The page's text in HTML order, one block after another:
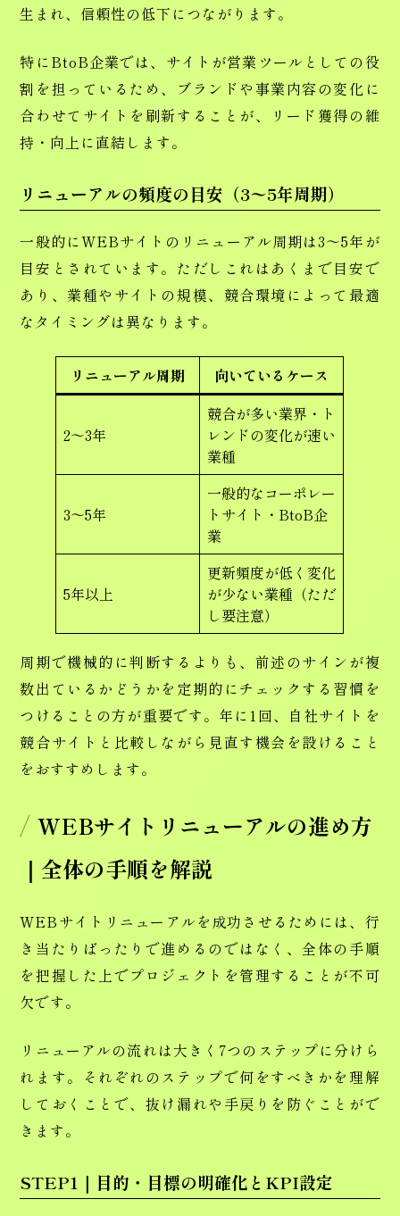
生まれ、信頼性の低下につながります。
特にBtoB企業では、サイトが営業ツールとしての役
割を担っているため、ブランドや事業内容の変化に
合わせてサイトを刷新することが、リード獲得の維
持・向上に直結します。
リニューアルの頻度の目安（3〜5年周期）
一般的にWEBサイトのリニューアル周期は3〜5年が
目安とされています。ただしこれはあくまで目安で
あり、業種やサイトの規模、競合環境によって最適
なタイミングは異なります。
リニューアル周期 向いているケース
2〜3年
競合が多い業界・ト
レンドの変化が速い
業種
3〜5年
一般的なコーポレー
トサイト・BtoB企
業
5年以上
更新頻度が低く変化
が少ない業種（ただ
し要注意）
周期で機械的に判断するよりも、前述のサインが複
数出ているかどうかを定期的にチェックする習慣を
つけることの方が重要です。年に1回、自社サイトを
競合サイトと比較しながら見直す機会を設けること
をおすすめします。
WEBサイトリニューアルの進め方
｜全体の手順を解説
WEBサイトリニューアルを成功させるためには、行
き当たりばったりで進めるのではなく、全体の手順
を把握した上でプロジェクトを管理することが不可
欠です。
リニューアルの流れは大きく7つのステップに分けら
れます。それぞれのステップで何をすべきかを理解
しておくことで、抜け漏れや手戻りを防ぐことがで
きます。
STEP1｜目的・目標の明確化とKPI設定